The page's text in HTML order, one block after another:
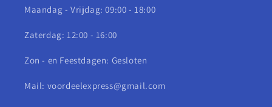
Maandag - Vrijdag: 09:00 - 18:00
Zaterdag: 12:00 - 16:00
Zon - en Feestdagen: Gesloten
Mail: voordeelexpress@gmail.com